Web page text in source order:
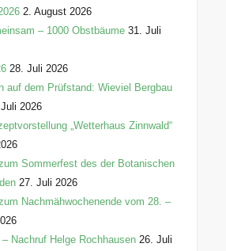
2. August 2026
– 1000 Obstbäume 31. Juli
28. Juli 2026
auf dem Prüfstand: Wieviel Bergbau
2026
„Wetterhaus Zinnwald“
Sommerfest des der Botanischen
27. Juli 2026
Nachmähwochenende vom 28. –
Nachruf Helge Rochhausen 26. Juli